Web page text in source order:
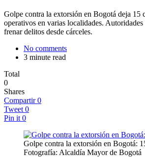
Golpe contra la extorsión en Bogotá deja 15
operativos en varias localidades.
frenar delitos desde cárceles.
No comments
3 minute read
Total
0
Shares
Compartir 0
Tweet 0
Pin it 0
Golpe contra la extorsión en Bogotá:
Fotografía: Alcaldía Mayor de Bogotá